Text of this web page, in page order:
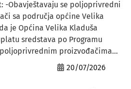
-Obavještavaju se poljoprivredni
sa područja općine Velika
je Općina Velika Kladuša
sredstava po Programu
proizvođačima...
20/07/2026